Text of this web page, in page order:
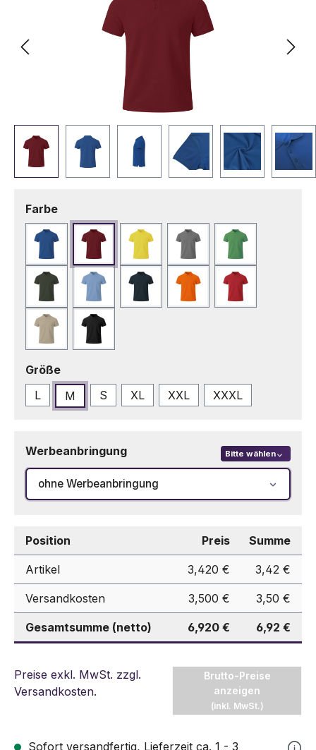
Farbeauswählen
Blau Bordeaux Gelb Grau Grün
Grün BottleHellblau MarineblauOrange Rot
Sand Schwarz
Größeauswählen
L
M S XL XXL XXXL
Werbeanbringung Bitte wählen
ohne Werbeanbringung
Position Preis Summe
Artikel 3,420 € 3,42 €
Versandkosten 3,500 € 3,50 €
Gesamtsumme (netto) 6,920 € 6,92 €
Preise exkl. MwSt. zzgl.
Versandkosten.
Brutto-Preise
anzeigen
(inkl. MwSt.)
Sofort versandfertig, Lieferzeit ca. 1 - 3